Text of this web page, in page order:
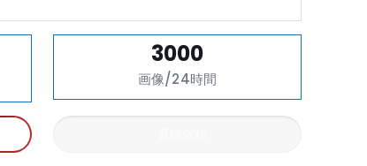
3000
画像/24時間